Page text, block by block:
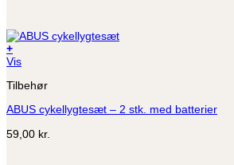
+
Vis
Tilbehør
ABUS cykellygtesæt – 2 stk. med batterier
59,00 kr.